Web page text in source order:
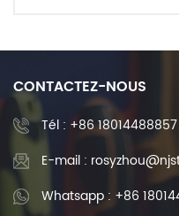
CONTACTEZ-NOUS
Tél : +86 18014488857
E-mail :
Whatsapp : +86